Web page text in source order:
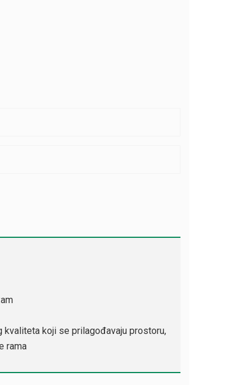
kvaliteta koji se prilagođavaju prostoru,
rama